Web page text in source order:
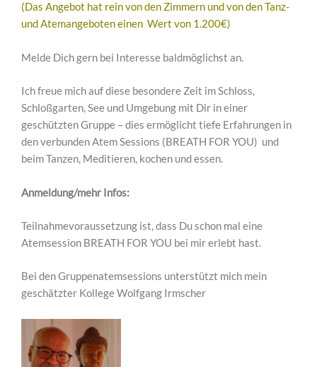
(Das Angebot hat rein von den Zimmern und von den Tanz-
und Atemangeboten einen Wert von 1.200€)
Melde Dich gern bei Interesse baldmöglichst an.
Ich freue mich auf diese besondere Zeit im Schloss,
Schloßgarten, See und Umgebung mit Dir in einer
geschützten Gruppe – dies ermöglicht tiefe Erfahrungen in
den verbunden Atem Sessions (BREATH FOR YOU) und
beim Tanzen, Meditieren, kochen und essen.
Anmeldung/mehr Infos:
Teilnahmevoraussetzung ist, dass Du schon mal eine
Atemsession BREATH FOR YOU bei mir erlebt hast.
Bei den Gruppenatemsessions unterstützt mich mein
geschätzter Kollege Wolfgang Irmscher